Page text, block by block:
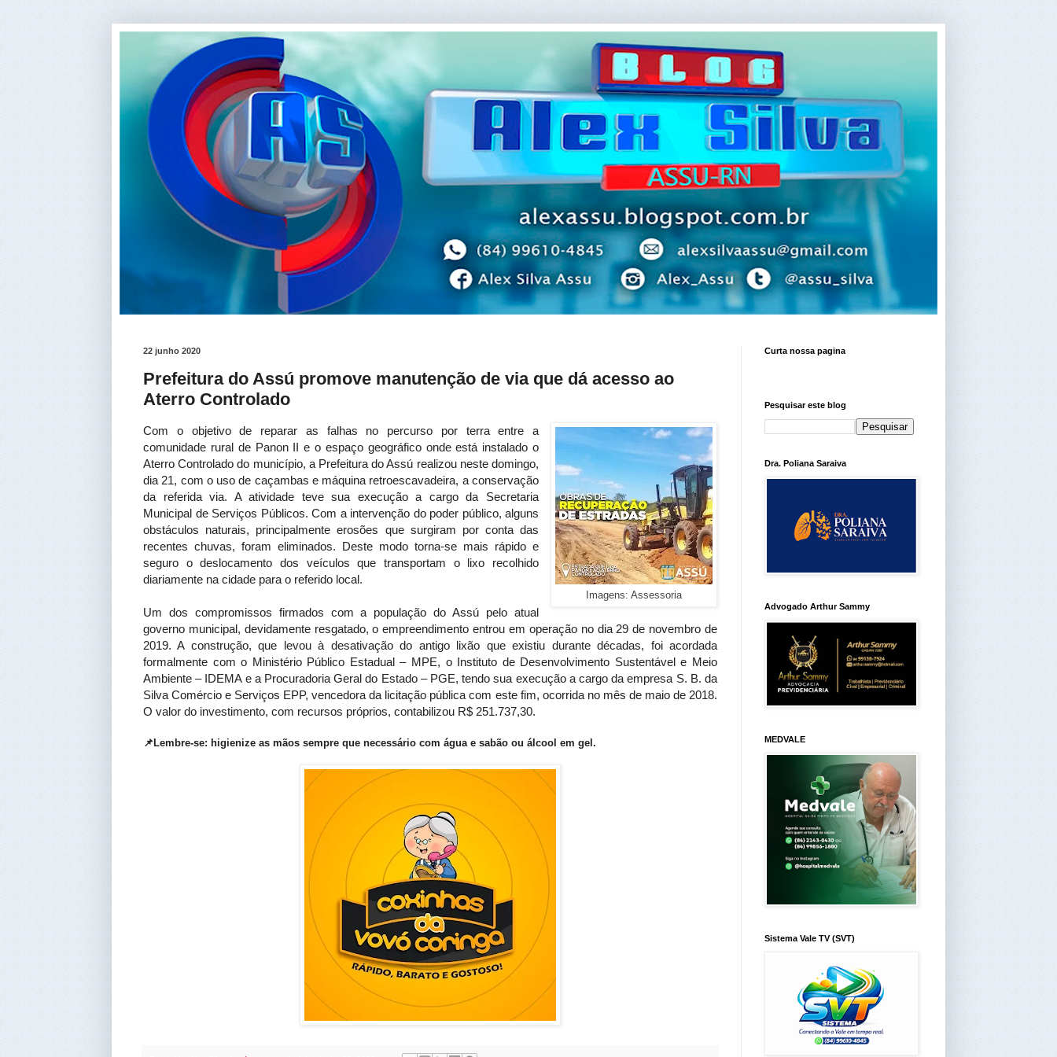
22 junho 2020
Prefeitura do Assú promove manutenção de via que dá acesso ao
Aterro Controlado
Imagens: Assessoria
Com o objetivo de reparar as falhas no percurso por terra entre a
comunidade rural de Panon II e o espaço geográfico onde está instalado o
Aterro Controlado do município, a Prefeitura do Assú realizou neste domingo,
dia 21, com o uso de caçambas e máquina retroescavadeira, a conservação
da referida via. A atividade teve sua execução a cargo da Secretaria
Municipal de Serviços Públicos. Com a intervenção do poder público, alguns
obstáculos naturais, principalmente erosões que surgiram por conta das
recentes chuvas, foram eliminados. Deste modo torna-se mais rápido e
seguro o deslocamento dos veículos que transportam o lixo recolhido
diariamente na cidade para o referido local.
Um dos compromissos firmados com a população do Assú pelo atual
governo municipal, devidamente resgatado, o empreendimento entrou em operação no dia 29 de novembro de
2019. A construção, que levou à desativação do antigo lixão que existiu durante décadas, foi acordada
formalmente com o Ministério Público Estadual – MPE, o Instituto de Desenvolvimento Sustentável e Meio
Ambiente – IDEMA e a Procuradoria Geral do Estado – PGE, tendo sua execução a cargo da empresa S. B. da
Silva Comércio e Serviços EPP, vencedora da licitação pública com este fim, ocorrida no mês de maio de 2018.
O valor do investimento, com recursos próprios, contabilizou R$ 251.737,30.
📌Lembre-se: higienize as mãos sempre que necessário com água e sabão ou álcool em gel.
Curta nossa pagina
Pesquisar este blog
Dra. Poliana Saraiva
Advogado Arthur Sammy
MEDVALE
Sistema Vale TV (SVT)